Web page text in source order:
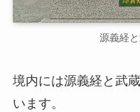
源義経
境内には源義経と武
います。